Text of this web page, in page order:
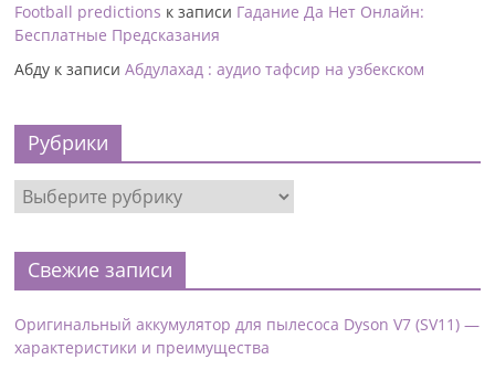
Football predictions к записи Гадание Да Нет Онлайн:
Бесплатные Предсказания
Абду к записиАбдулахад : аудио тафсир на узбекском
Рубрики
Свежие записи
Оригинальный аккумулятор для пылесоса Dyson V7 (SV11) —
характеристики и преимущества